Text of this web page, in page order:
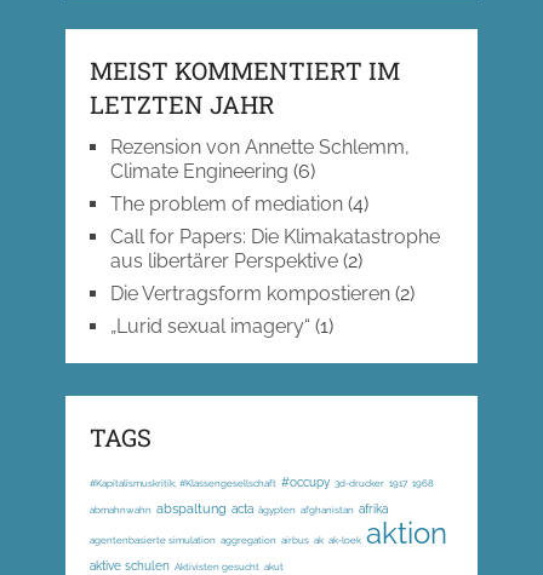
MEIST KOMMENTIERT IM
LETZTEN JAHR
Rezension von Annette Schlemm,
Climate Engineering (6)
The problem of mediation(4)
Call for Papers: Die Klimakatastrophe
aus libertärer Perspektive(2)
Die Vertragsform kompostieren(2)
„Lurid sexual imagery“ (1)
TAGS
#Kapitalismuskritik; #Klassengesellschaft #occupy 3d-drucker 1917 1968
abmahnwahn abspaltung acta ägypten afghanistan afrika
agentenbasierte simulation aggregation airbus ak ak-loek aktion
aktive schulen Aktivisten gesucht akut